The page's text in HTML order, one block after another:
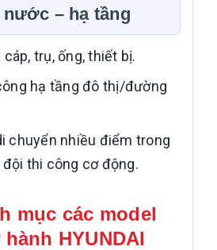
– hạ tầng
trụ, ống, thiết bị.
hạ tầng đô thị/đường
chuyển nhiều điểm trong
đội thi công cơ động.
mục các model
HYUNDAI